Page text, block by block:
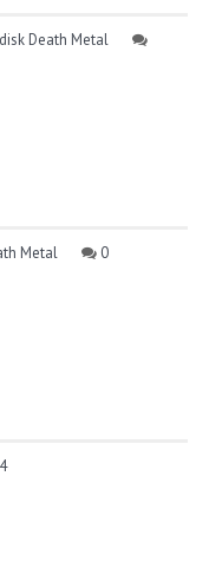
Death Metal
Metal 0
4